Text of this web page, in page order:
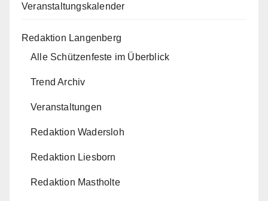
Veranstaltungskalender
Redaktion Langenberg
Alle Schützenfeste im Überblick
Trend Archiv
Veranstaltungen
Redaktion Wadersloh
Redaktion Liesborn
Redaktion Mastholte